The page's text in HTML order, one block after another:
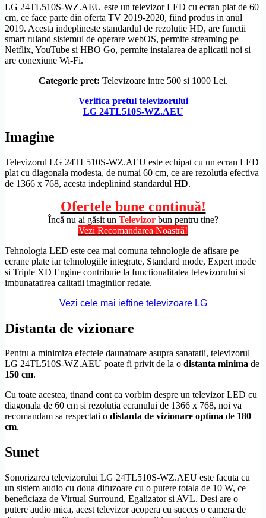
LG 24TL510S-WZ.AEU este un televizor LED cu ecran plat de 60
cm, ce face parte din oferta TV 2019-2020, fiind produs in anul
2019. Acesta indeplineste standardul de rezolutie HD, are functii
smart ruland sistemul de operare webOS, permite streaming pe
Netflix, YouTube si HBO Go, permite instalarea de aplicatii noi si
are conexiune Wi-Fi.
Categorie pret: Televizoare intre 500 si 1000 Lei.
Verifica pretul televizorului
LG 24TL510S-WZ.AEU
Imagine
Televizorul LG 24TL510S-WZ.AEU este echipat cu un ecran LED
plat cu diagonala modesta, de numai 60 cm, ce are rezolutia efectiva
de 1366 x 768, acesta indeplinind standardul HD.
Ofertele bune continuă!
Încă nu ai găsit un Televizor bun pentru tine?
Vezi Recomandarea Noastră!
Tehnologia LED este cea mai comuna tehnologie de afisare pe
ecrane plate iar tehnologiile integrate, Standard mode, Expert mode
si Triple XD Engine contribuie la functionalitatea televizorului si
imbunatatirea calitatii imaginilor redate.
Vezi cele mai ieftine televizoare LG
Distanta de vizionare
Pentru a minimiza efectele daunatoare asupra sanatatii, televizorul
LG 24TL510S-WZ.AEU poate fi privit de la o distanta minima de
150 cm.
Cu toate acestea, tinand cont ca vorbim despre un televizor LED cu
diagonala de 60 cm si rezolutia ecranului de 1366 x 768, noi va
recomandam sa respectati o distanta de vizionare optima de 180
cm.
Sunet
Sonorizarea televizorului LG 24TL510S-WZ.AEU este facuta cu
un sistem audio cu doua difuzoare cu o putere totala de 10 W, ce
beneficiaza de Virtual Surround, Egalizator si AVL. Desi are o
putere audio mica, acest televizor acopera cu succes o camera de